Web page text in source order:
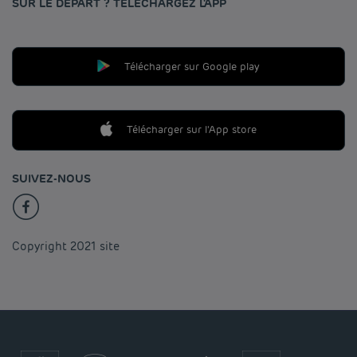
Télécharger sur Google play
Télécharger sur l'App store
SUIVEZ-NOUS
Copyright 2021 site